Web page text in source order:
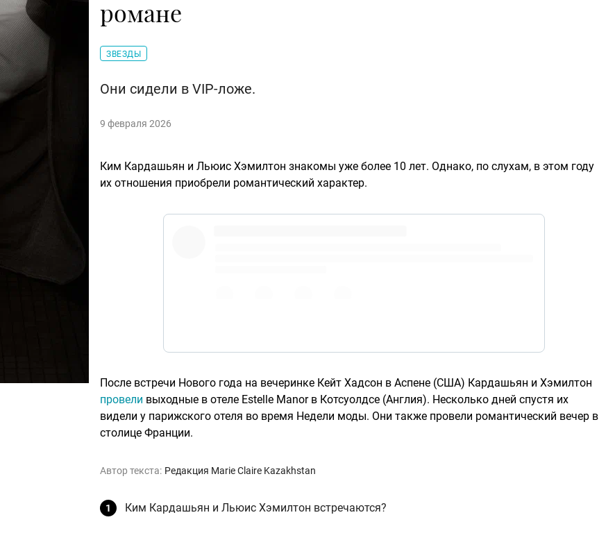
романе
ЗВЕЗДЫ
Они сидели в VIP-ложе.
9 февраля 2026
Ким Кардашьян и Льюис Хэмилтон знакомы уже более 10 лет. Однако, по слухам, в этом году
их отношения приобрели романтический характер.
После встречи Нового года на вечеринке Кейт Хадсон в Аспене (США) Кардашьян и Хэмилтон
провели выходные в отеле Estelle Manor в Котсуолдсе (Англия). Несколько дней спустя их
видели у парижского отеля во время Недели моды. Они также провели романтический вечер в
столице Франции.
Автор текста: Редакция Marie Claire Kazakhstan
Ким Кардашьян и Льюис Хэмилтон встречаются?